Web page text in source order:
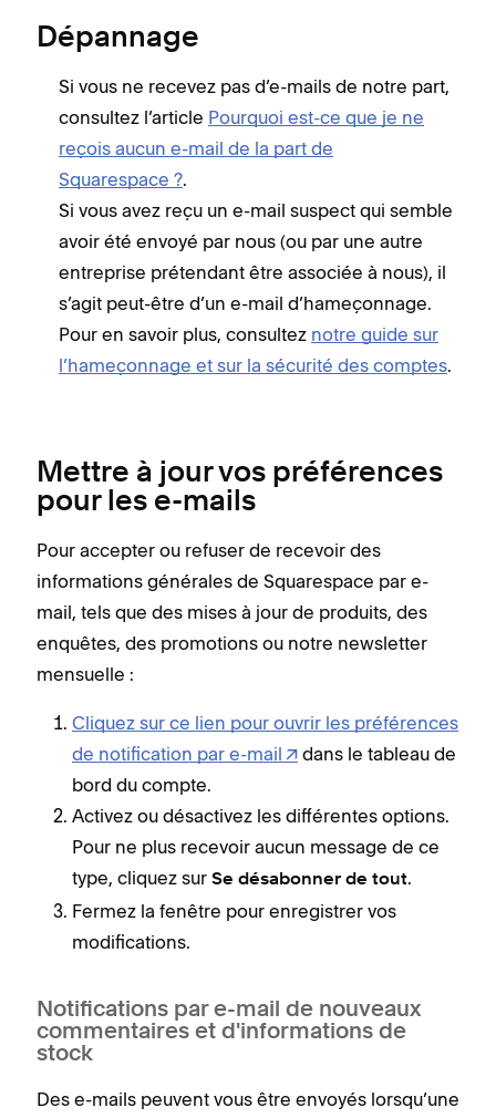
Dépannage
Si vous ne recevez pas d’e-mails de notre part,
consultez l’article Pourquoi est-ce que je ne
reçois aucun e-mail de la part de
Squarespace ?.
Si vous avez reçu un e-mail suspect qui semble
avoir été envoyé par nous (ou par une autre
entreprise prétendant être associée à nous), il
s’agit peut-être d’un e-mail d’hameçonnage.
Pour en savoir plus, consultez notre guide sur
l’hameçonnage et sur la sécurité des comptes.
Mettre à jour vos préférences
pour les e-mails
Pour accepter ou refuser de recevoir des
informations générales de Squarespace par e-
mail, tels que des mises à jour de produits, des
enquêtes, des promotions ou notre newsletter
mensuelle :
Cliquez sur ce lien pour ouvrir les préférences
de notification par e-mail
dans le tableau de
bord du compte.
Activez ou désactivez les différentes options.
Pour ne plus recevoir aucun message de ce
type, cliquez sur Se désabonner de tout.
Fermez la fenêtre pour enregistrer vos
modifications.
Notifications par e-mail de nouveaux
commentaires et d'informations de
stock
Des e-mails peuvent vous être envoyés lorsqu’une